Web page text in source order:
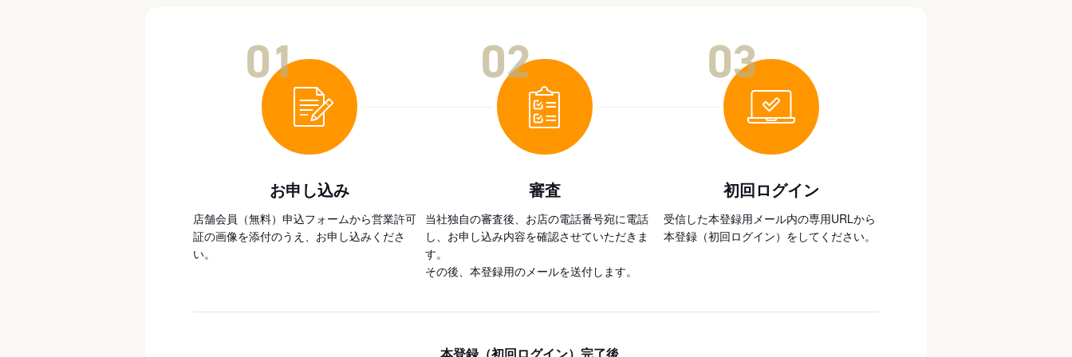
お申し込み
店舗会員（無料）申込フォームから営業許可
証の画像を添付のうえ、お申し込みくださ
い。
審査
当社独自の審査後、お店の電話番号宛に電話
し、お申し込み内容を確認させていただきま
す。
その後、本登録用のメールを送付します。
初回ログイン
受信した本登録用メール内の専用URLから
本登録（初回ログイン）をしてください。